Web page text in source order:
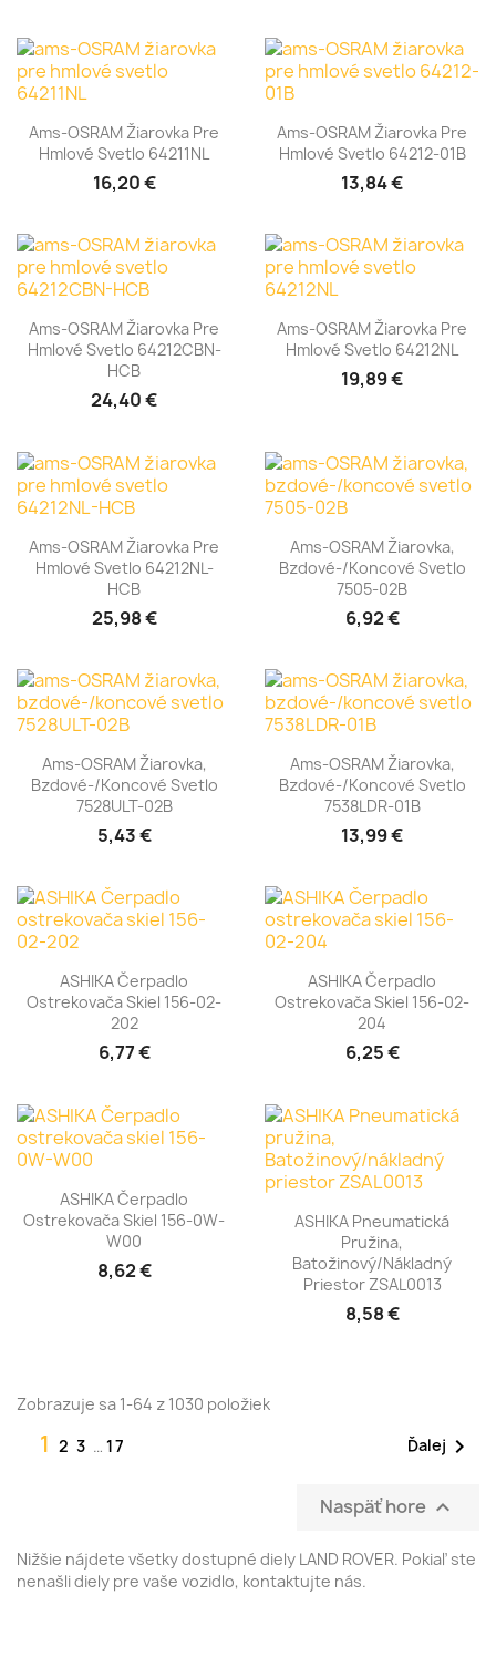
Ams-OSRAM Žiarovka Pre
Hmlové Svetlo 64211NL
16,20 €
Ams-OSRAM Žiarovka Pre
Hmlové Svetlo 64212-01B
13,84 €
Ams-OSRAM Žiarovka Pre
Hmlové Svetlo 64212CBN-
HCB
24,40 €
Ams-OSRAM Žiarovka Pre
Hmlové Svetlo 64212NL
19,89 €
Ams-OSRAM Žiarovka Pre
Hmlové Svetlo 64212NL-
HCB
25,98 €
Ams-OSRAM Žiarovka,
Bzdové-/koncové Svetlo
7505-02B
6,92 €
Ams-OSRAM Žiarovka,
Bzdové-/koncové Svetlo
7528ULT-02B
5,43 €
Ams-OSRAM Žiarovka,
Bzdové-/koncové Svetlo
7538LDR-01B
13,99 €
ASHIKA Čerpadlo
Ostrekovača Skiel 156-02-
202
6,77 €
ASHIKA Čerpadlo
Ostrekovača Skiel 156-02-
204
6,25 €
ASHIKA Čerpadlo
Ostrekovača Skiel 156-0W-
W00
8,62 €
ASHIKA Pneumatická
Pružina,
Batožinový/nákladný
Priestor ZSAL0013
8,58 €
Zobrazuje sa 1-64 z 1030 položiek
1 2 3 … 17 Ďalej 
Naspäť hore 
Nižšie nájdete všetky dostupné diely LAND ROVER. Pokiaľ ste
nenašli diely pre vaše vozidlo, kontaktujte nás.